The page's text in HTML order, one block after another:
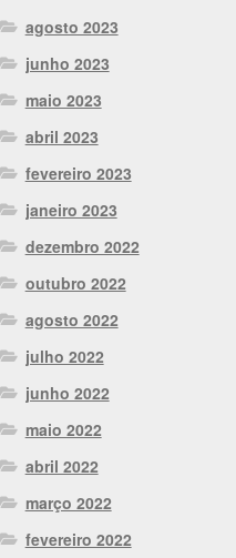
agosto 2023
junho 2023
maio 2023
abril 2023
fevereiro 2023
janeiro 2023
dezembro 2022
outubro 2022
agosto 2022
julho 2022
junho 2022
maio 2022
abril 2022
março 2022
fevereiro 2022